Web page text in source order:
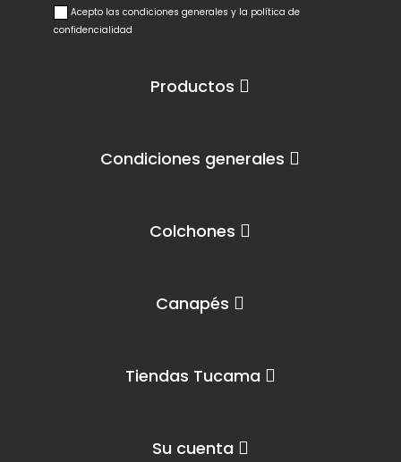
Productos
Condiciones generales
Colchones
Canapés
Tiendas Tucama
Su cuenta
Acepto las condiciones generales y la política de
confidencialidad